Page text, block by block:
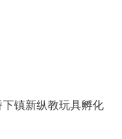
镇新纵教玩具孵化